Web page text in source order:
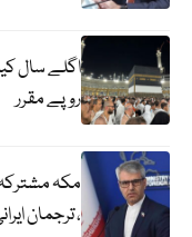
روپے مقرر
مکہ
، ترجمان